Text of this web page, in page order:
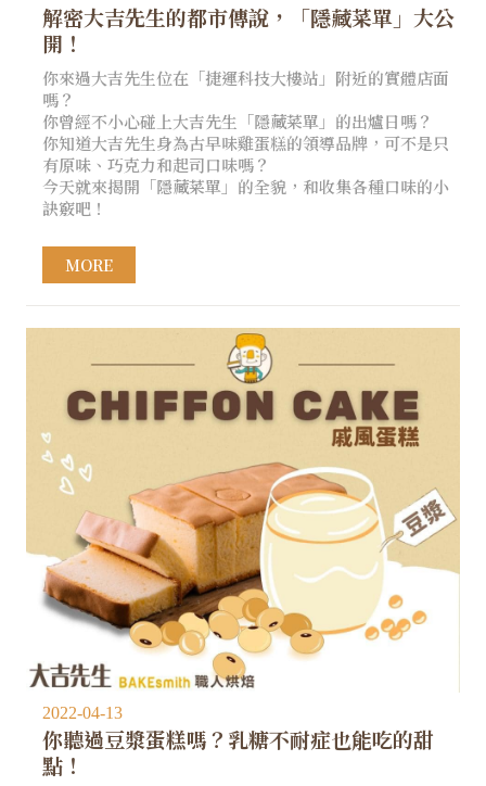
解密大吉先生的都市傳說，「隱藏菜單」大公
開！
你來過大吉先生位在「捷運科技大樓站」附近的實體店面
嗎？
你曾經不小心碰上大吉先生「隱藏菜單」的出爐日嗎？
你知道大吉先生身為古早味雞蛋糕的領導品牌，可不是只
有原味、巧克力和起司口味嗎？
今天就來揭開「隱藏菜單」的全貌，和收集各種口味的小
訣竅吧！
MORE
2022-04-13
你聽過豆漿蛋糕嗎？乳糖不耐症也能吃的甜
點！